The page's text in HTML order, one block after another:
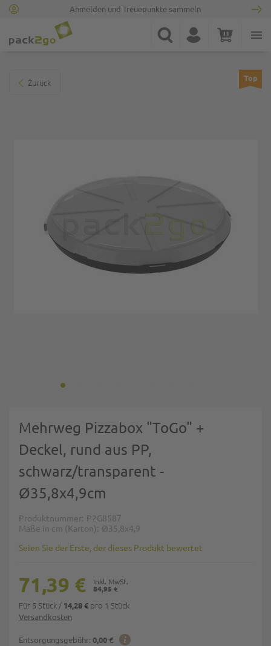
Anmelden und Treuepunkte sammeln
Suche Konto Warenkorb
Zurück Top
Mehrweg Pizzabox "ToGo" +
Deckel, rund aus PP,
schwarz/transparent -
Ø35,8x4,9cm
Produktnummer P2G8587
Maße in cm (Karton)
Ø35,8x4,9
Seien Sie der Erste, der dieses Produkt bewertet
Versandkosten
Entsorgungsgebühr: 0,00 €
84,95 €
71,39 €
Für 5 Stück / 14,28 € pro 1 Stück